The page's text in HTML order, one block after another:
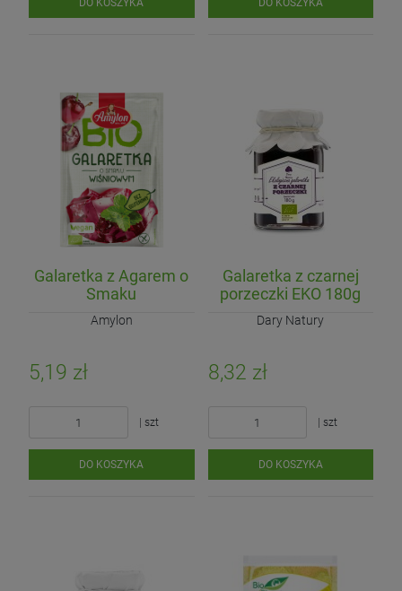
Ogórek Sałatkowy (EKO)
11,60 zł
Cena regularna: 14,50 zł
Najniższa cena:
Słodziak Białowieski
29,50 zł
DO KOSZYKA
Ogórek Gruntowy Componist
16,90 zł
DO KOSZYKA
Galaretka z Agarem o
Smaku
Truskawkowym
Bezglutenowa Bio 40g
Amylon
5,19 zł
| szt
DO KOSZYKA
Galaretka z czarnej
porzeczki EKO 180g
Dary Natury
8,32 zł
| szt
DO KOSZYKA